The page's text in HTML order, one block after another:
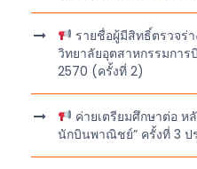
รายชื่อผู้มีสิทธิ์ตรวจร่
วิทยาลัยอุตสาหกรรมกา
2570 (ครั้งที่ 2)
ค่ายเตรียมศึกษาต่อ ห
นักบินพาณิชย์” ครั้งที่ 3 ป